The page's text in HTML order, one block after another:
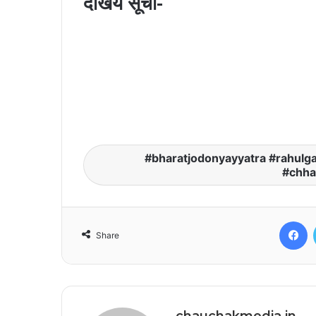
bharatjodonyayyatra
Share